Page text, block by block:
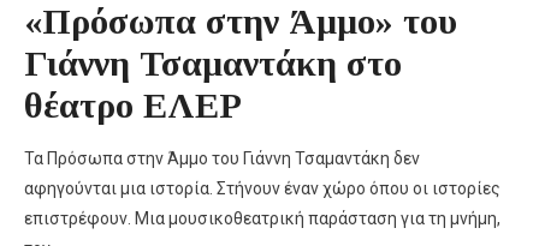
«Πρόσωπα στην Άμμο» του
Γιάννη Τσαμαντάκη στο
θέατρο ΕΛΕΡ
Τα Πρόσωπα στην Άμμο του Γιάννη Τσαμαντάκη δεν
αφηγούνται μια ιστορία. Στήνουν έναν χώρο όπου οι ιστορίες
επιστρέφουν. Μια μουσικοθεατρική παράσταση για τη μνήμη,